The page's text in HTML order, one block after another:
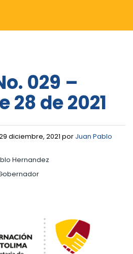
029 –
28 de 2021
diciembre, 2021 por Juan Pablo
Hernandez